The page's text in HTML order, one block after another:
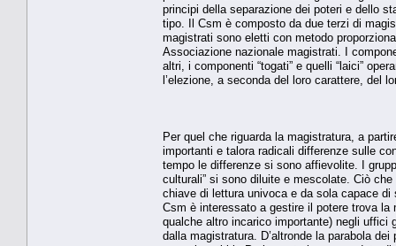
principi della separazione dei poteri e dello
tipo. Il Csm è composto da due terzi di
magistrati sono eletti con metodo
Associazione nazionale magistrati. I
altri, i componenti “togati” e quelli “laici”
l’elezione, a seconda del loro carattere, del
Per quel che riguarda la magistratura, a
importanti e talora radicali differenze sulle
tempo le differenze si sono affievolite. I
culturali” si sono diluite e mescolate. Ciò
chiave di lettura univoca e da sola capace di
Csm è interessato a gestire il potere trova la
qualche altro incarico importante) negli uffici
dalla magistratura. D’altronde la parabola